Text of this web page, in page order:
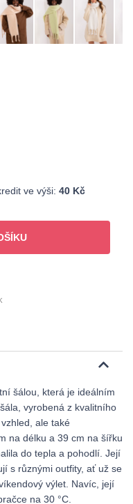
ve výši: 40 Kč
šálou, která je ideálním
vyrobená z kvalitního
ale také
na délku a 39 cm na šířku
do tepla a pohodlí. Její
s různými outfity, ať už se
výlet. Navíc, její
na 30 °C.